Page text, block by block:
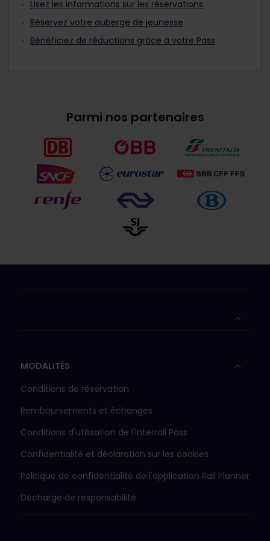
Lisez les informations sur les réservations
Réservez votre auberge de jeunesse
Bénéficiez de réductions grâce à votre Pass
Parmi nos partenaires
MODALITÉS
Conditions de réservation
Remboursements et échanges
Conditions d'utilisation de l'Interrail Pass
Confidentialité et déclaration sur les cookies
Politique de confidentialité de l'application Rail Planner
Décharge de responsabilité